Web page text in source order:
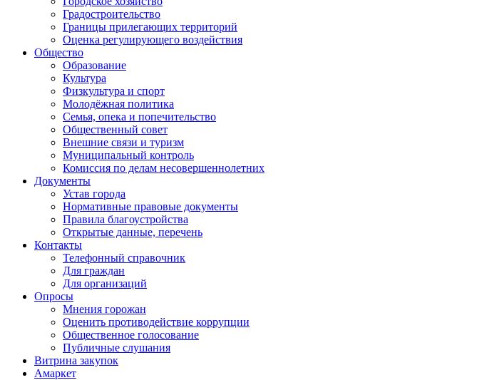
Градостроительство
Границы прилегающих территорий
Оценка регулирующего воздействия
Общество
Образование
Культура
Физкультура и спорт
Молодёжная политика
Семья, опека и попечительство
Общественный совет
Внешние связи и туризм
Муниципальный контроль
Комиссия по делам несовершеннолетних
Документы
Устав города
Нормативные правовые документы
Правила благоустройства
Открытые данные, перечень
Контакты
Телефонный справочник
Для граждан
Для организаций
Опросы
Мнения горожан
Оценить противодействие коррупции
Общественное голосование
Публичные слушания
Витрина закупок
Амаркет